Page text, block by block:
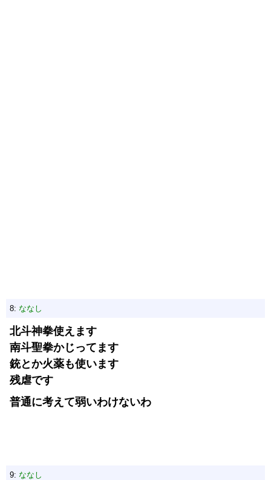
8: ななし
北斗神拳使えます
南斗聖拳かじってます
銃とか火薬も使います
残虐です
普通に考えて弱いわけないわ
9: ななし